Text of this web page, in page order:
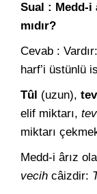
Sual : Medd-i
mıdır?
Cevab :
harf’i üstünlü
Tûl (uzun),
elif miktarı,
miktarı
Medd-i ârız
vecih câizdir: